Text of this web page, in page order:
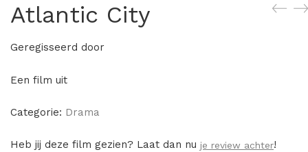
Atlantic City
Geregisseerd door
Een film uit
Categorie: Drama
Heb jij deze film gezien? Laat dan nu je review achter!